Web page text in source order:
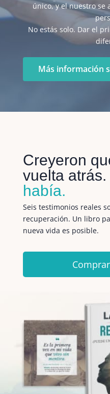
único, y el nuestro se
No estás solo. Dar el
Más información
Creyeron
vuelta atrás.
había.
Seis testimonios reales
recuperación. Un libro
nueva vida es posible.